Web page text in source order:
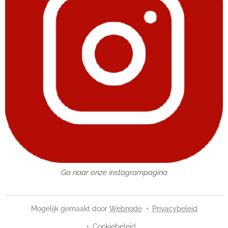
Ga naar onze instagrampagina
Mogelijk gemaakt door Webnode Privacybeleid